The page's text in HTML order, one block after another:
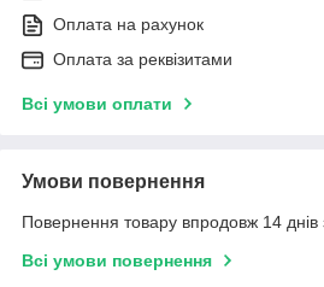
Оплата на рахунок
Оплата за реквізитами
Всі умови оплати
Умови повернення
Повернення товару впродовж 14 днів
Всі умови повернення